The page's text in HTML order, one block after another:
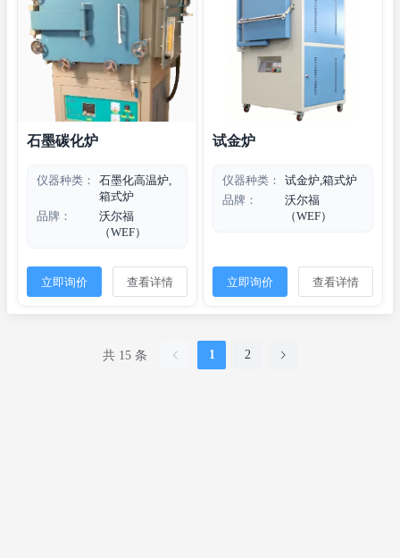
石墨碳化炉
仪器种类：
石墨化高温炉,
箱式炉
品牌：
沃尔福
（WEF）
立即询价 查看详情
试金炉
仪器种类：
试金炉,箱式炉
品牌：
沃尔福
（WEF）
立即询价 查看详情
共 15 条 1 2